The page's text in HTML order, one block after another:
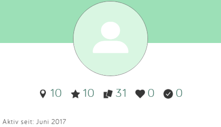
Eintragen
App
Blog
Partner
10 10 31 0 0
Aktiv seit: Juni 2017